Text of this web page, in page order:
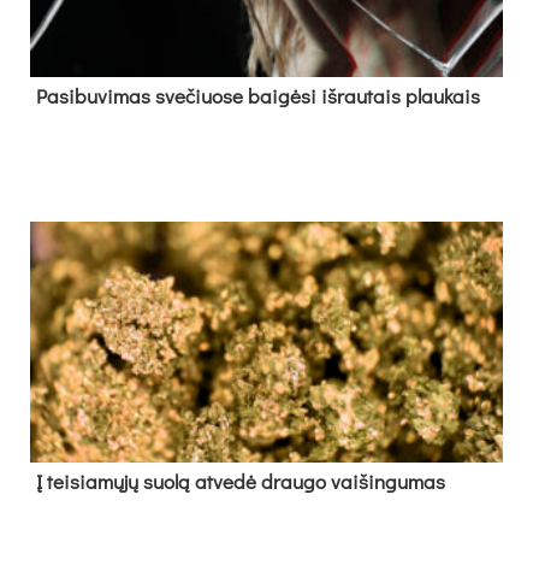
Pa­si­bu­vi­mas sve­čiuo­se bai­gė­si iš­rau­tais plau­kais
Į tei­sia­mų­jų suo­lą at­ve­dė drau­go vai­šin­gu­mas